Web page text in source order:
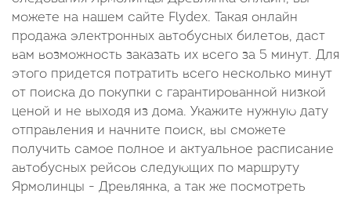
можете на нашем сайте Flydex. Такая онлайн
продажа электронных автобусных билетов, даст
вам возможность заказать их всего за 5 минут. Для
этого придется потратить всего несколько минут
от поиска до покупки с гарантированной низкой
ценой и не выходя из дома. Укажите нужную дату
отправления и начните поиск, вы сможете
получить самое полное и актуальное расписание
автобусных рейсов следующих по маршруту
Ярмолинцы - Древлянка, а так же посмотреть